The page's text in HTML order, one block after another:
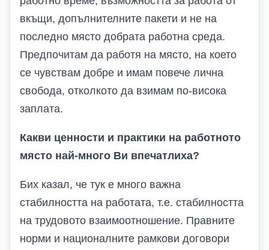
вкъщи, допълнителните пакети и не на
последно място добрата работна среда.
Предпочитам да работя на място, на което
се чувствам добре и имам повече лична
свобода, отколкото да взимам по-висока
заплата.
Какви ценности и практики на работното
място най-много Ви впечатлиха?
Бих казал, че тук е много важна
стабилността на работата, т.е. стабилността
на трудовото взаимоотношение. Правните
норми и националните рамкови договори